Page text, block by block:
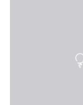
biologisch